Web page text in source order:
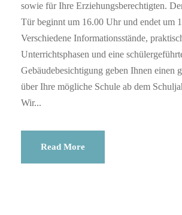
sowie für Ihre Erziehungsberechtigten.
Tür beginnt um 16.00 Uhr und endet um
Verschiedene Informationsstände,
Unterrichtsphasen und eine
Gebäudebesichtigung geben Ihnen einen
über Ihre mögliche Schule ab dem
Wir...
Read More